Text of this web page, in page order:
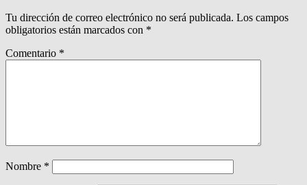
Tu dirección de correo electrónico no será publicada. Los campos
obligatorios están marcados con *
Comentario *
Nombre *